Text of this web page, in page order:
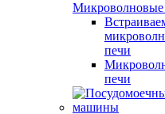
Микроволновые
печи
печи